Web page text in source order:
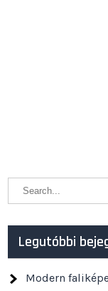
Legutóbbi
Modern